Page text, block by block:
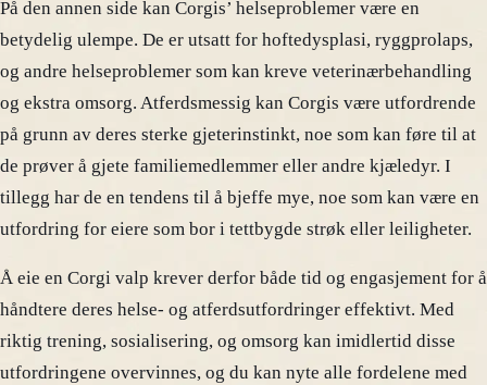
På den annen side kan Corgis’ helseproblemer være en
betydelig ulempe. De er utsatt for hoftedysplasi, ryggprolaps,
og andre helseproblemer som kan kreve veterinærbehandling
og ekstra omsorg. Atferdsmessig kan Corgis være utfordrende
på grunn av deres sterke gjeterinstinkt, noe som kan føre til at
de prøver å gjete familiemedlemmer eller andre kjæledyr. I
tillegg har de en tendens til å bjeffe mye, noe som kan være en
utfordring for eiere som bor i tettbygde strøk eller leiligheter.
Å eie en Corgi valp krever derfor både tid og engasjement for å
håndtere deres helse- og atferdsutfordringer effektivt. Med
riktig trening, sosialisering, og omsorg kan imidlertid disse
utfordringene overvinnes, og du kan nyte alle fordelene med